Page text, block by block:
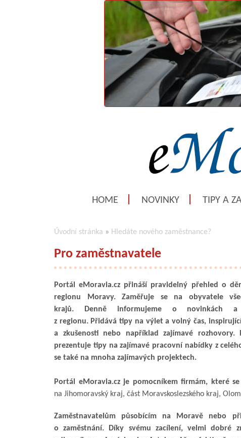
HOME NOVINKY TIPY A
Úvodní stránka » Hledáte nového zaměstnance?
Pro zaměstnavatele
Portál eMoravia.cz přináší pravidelný přehled o
regionu Moravy. Zaměřuje se na obyvatele
krajů. Denně informujeme o novinkách a
z regionu. Přidává tipy na výlet a volný čas,
a zkušenosti nebo například zajímavé rozhovory.
prezentuje tipy na zajímavé pracovní nabídky z
se také na mnoha zajímavých projektech.
Portál eMoravia.cz je pomocníkem firmám, které
na Jihomoravský kraj, část Moravskoslezského kraj,
Zaměstnavatelům působícím na Moravě nebo
o zaměstnání. Díky svému zacílení, velmi dobré